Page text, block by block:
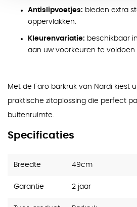
Antislipvoetjes: bieden extra
oppervlakken.
Kleurenvariatie: beschikbaar
aan uw voorkeuren te voldoen.
Met de Faro barkruk van Nardi kiest
praktische zitoplossing die perfect
buitenruimte.
Specificaties
Breedte 49cm
Garantie 2 jaar